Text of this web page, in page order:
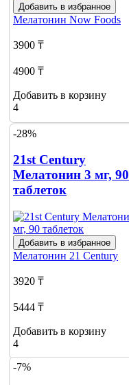
Добавить в избранное
Мелатонин Now Foods
3900 ₸
4900 ₸
Добавить в корзину
4
-28%
21st Century
Мелатонин 3 мг, 90
таблеток
Добавить в избранное
Мелатонин 21 Century
3920 ₸
5444 ₸
Добавить в корзину
4
-7%